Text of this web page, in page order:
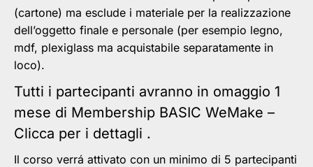
(cartone) ma esclude i materiale per la realizzazione
dell’oggetto finale e personale (per esempio legno,
mdf, plexiglass ma acquistabile separatamente in
loco).
Tutti i partecipanti avranno in omaggio 1
mese di Membership BASIC WeMake –
Clicca per i dettagli .
Il corso verrá attivato con un minimo di 5 partecipanti